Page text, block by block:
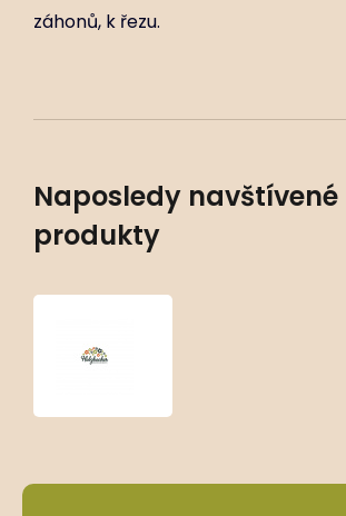
záhonů, k řezu.
Naposledy navštívené
produkty